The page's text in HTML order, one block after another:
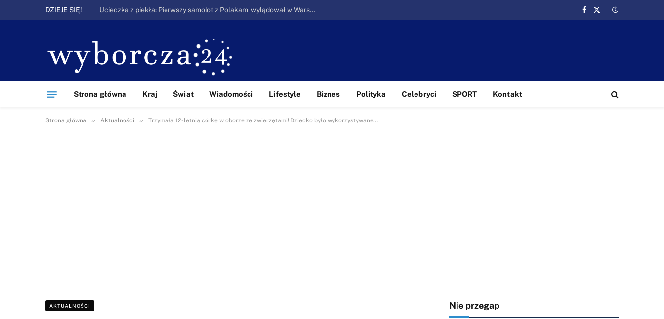
DZIEJE SIĘ! Ucieczka z piekła: Pierwszy samolot z Polakami wylądował w Warszawie
Facebook
X
Strona główna Kraj Świat Wiadomości Lifestyle Biznes Polityka Celebryci SPORT Kontakt
Strona główna » Aktualności » Trzymała 12-letnią córkę w oborze ze zwierzętami! Dziecko było wykorzystywane…
AKTUALNOŚCI Nie przegap